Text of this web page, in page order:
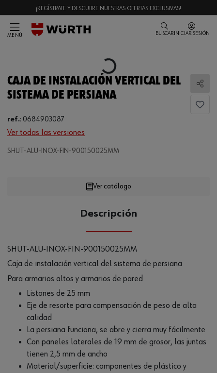
¡REGÍSTRATE Y DESCUBRE NUESTRAS OFERTAS EXCLUSIVAS!
MENÚ BUSCAR INICIAR SESIÓN
Loading...
CAJA DE INSTALACIÓN VERTICAL DEL
SISTEMA DE PERSIANA
ref.: 0684903087
Ver todas las versiones
SHUT-ALU-INOX-FIN-900150025MM
Loading...
Ver catálogo
Descripción
SHUT-ALU-INOX-FIN-900150025MM
Caja de instalación vertical del sistema de persiana
Para armarios altos y armarios de pared
Listones de 25 mm
Eje de resorte para compensación de peso de alta
calidad
La persiana funciona, se abre y cierra muy fácilmente
Con paneles laterales de 19 mm de grosor, las juntas
tienen 2,5 mm de ancho
Material/superficie: componentes de plástico y